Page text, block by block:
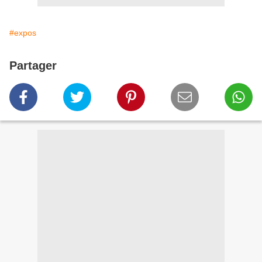
#expos
Partager